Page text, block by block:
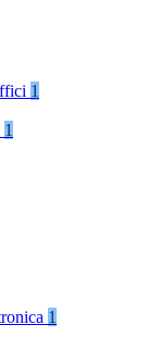
1
1
1